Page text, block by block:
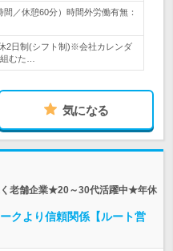
／休憩60分）時間外労働有無：
2日制(シフト制)※会社カレンダ
むた…
気になる
老舗企業★20～30代活躍中★年休
クより信頼関係【ルート営